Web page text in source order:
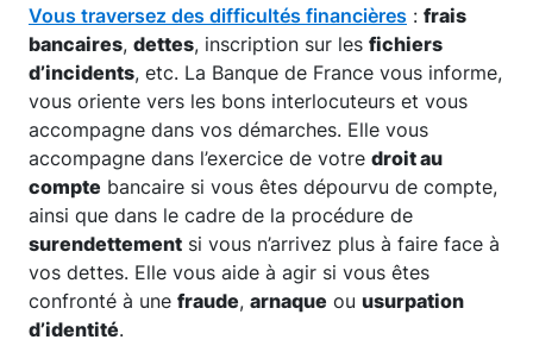
Vous traversez des difficultés financières : frais
bancaires, dettes, inscription sur les fichiers
d’incidents, etc. La Banque de France vous informe,
vous oriente vers les bons interlocuteurs et vous
accompagne dans vos démarches. Elle vous
accompagne dans l’exercice de votre droit au
compte bancaire si vous êtes dépourvu de compte,
ainsi que dans le cadre de la procédure de
surendettement si vous n’arrivez plus à faire face à
vos dettes. Elle vous aide à agir si vous êtes
confronté à une fraude, arnaque ou usurpation
d’identité.